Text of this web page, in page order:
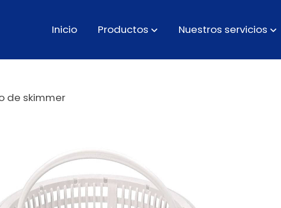
Inicio Productos Nuestros servicios
de skimmer